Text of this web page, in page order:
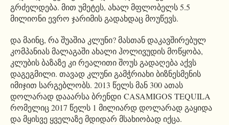
გრძელდება. მით უმეტეს, ახალ მფლობელს 5.5
მილიონი ევრო ჯარიმის გადახდაც მოუწევს.
და მაინც, რა შუაშია კლუნი? მასთან დაკავშირებულ
კომპანიას მალაგაში ახალი ჰოლივუდის მოწყობა,
კლუბის ბაზაზე კი რეალითი შოუს გადაღება აქვს
დაგეგმილი. თავად კლუნი გამჭრიახი ბიზნესმენის
იმიჯით სარგებლობს. 2013 წელს მან 300 ათას
დოლარად დააარსა ბრენდი CASAMIGOS TEQUILA
რომელიც 2017 წელს 1 მილიარდ დოლარად გაყიდა
და მყისვე ყველაზე მდიდარ მსახიობად იქცა.